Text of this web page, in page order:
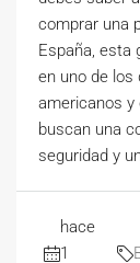
comprar una
España, esta
en uno de los
americanos y
buscan una
seguridad y
hace
1